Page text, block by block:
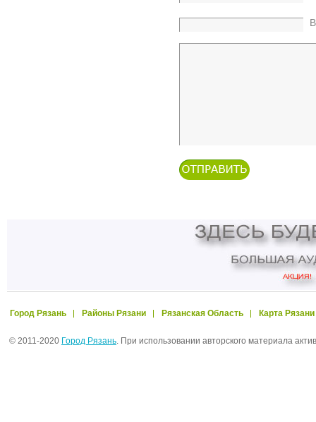
Город Рязань Районы Рязани Рязанская Область Карта Рязани
© 2011-2020 Город Рязань. При использовании авторского материала